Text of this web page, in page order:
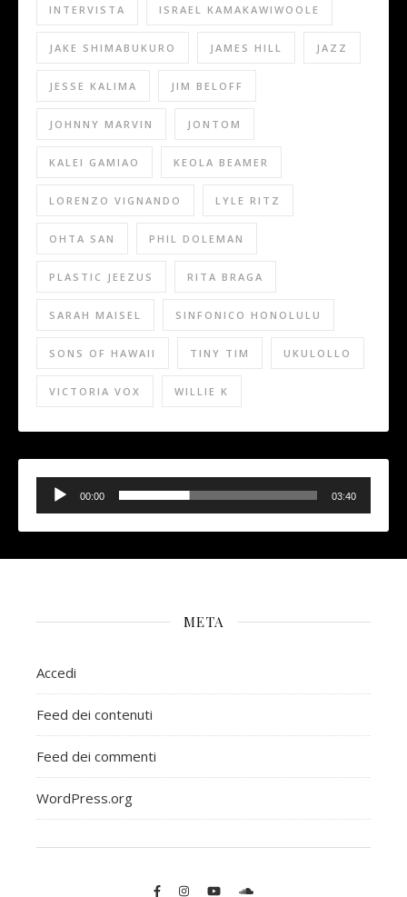
INTERVISTA ISRAEL KAMAKAWIWOOLE
JAKE SHIMABUKURO JAMES HILL JAZZ
JESSE KALIMA JIM BELOFF
JOHNNY MARVIN JONTOM
KALEI GAMIAO KEOLA BEAMER
LORENZO VIGNANDO LYLE RITZ
OHTA SAN PHIL DOLEMAN
PLASTIC JEEZUS RITA BRAGA
SARAH MAISEL SINFONICO HONOLULU
SONS OF HAWAII TINY TIM UKULOLLO
VICTORIA VOX WILLIE K
Audio
Player
00:00 03:40
META
Accedi
Feed dei contenuti
Feed dei commenti
WordPress.org